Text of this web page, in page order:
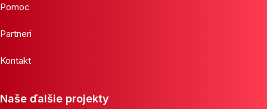
Pomoc
Partneri
Kontakt
Naše ďalšie projekty